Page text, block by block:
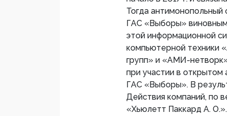
Тогда
ГАС «Выборы»
этой информационной
компьютерной техники
групп» и «АМИ-
при участии в
ГАС «Выборы». В
Действия компаний, по
«Хьюлетт Паккард А.